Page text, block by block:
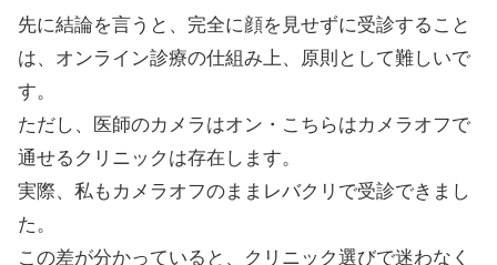
先に結論を言うと、完全に顔を見せずに受診すること
は、オンライン診療の仕組み上、原則として難しいで
す。
ただし、医師のカメラはオン・こちらはカメラオフで
通せるクリニックは存在します。
実際、私もカメラオフのままレバクリで受診できまし
た。
この差が分かっていると、クリニック選びで迷わなく